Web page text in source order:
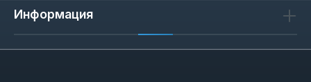
Информация